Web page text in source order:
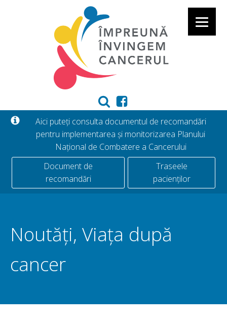
Aici puteți consulta documentul de recomandări
pentru implementarea și monitorizarea Planului
Național de Combatere a Cancerului
Document de
recomandări
Traseele
pacienților
Noutăți, Viața după
cancer